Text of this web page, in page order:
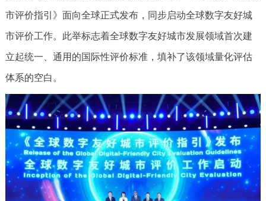
市评价指引》面向全球正式发布，同步启动全球数字友好城
市评价工作。此举标志着全球数字友好城市发展领域首次建
立起统一、通用的国际性评价标准，填补了该领域量化评估
体系的空白。